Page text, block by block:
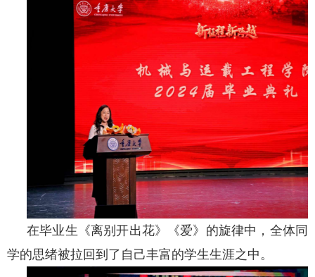
在毕业生《离别开出花》《爱》的旋律中，全体同
学的思绪被拉回到了自己丰富的学生生涯之中。